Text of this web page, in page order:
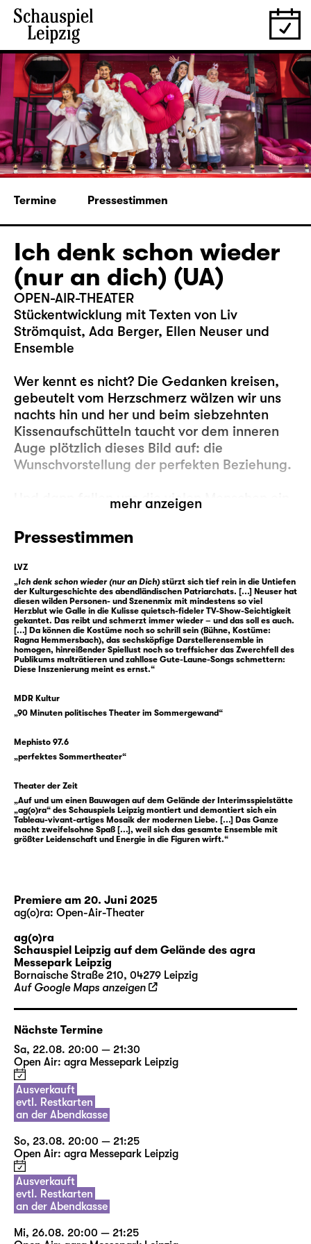
Termine Pressestimmen
Ich denk schon wieder
(nur an dich) (UA)
OPEN-AIR-THEATER
Stückentwicklung mit Texten von Liv
Strömquist, Ada Berger, Ellen Neuser und
Ensemble
Wer kennt es nicht? Die Gedanken kreisen,
gebeutelt vom Herzschmerz wälzen wir uns
nachts hin und her und beim siebzehnten
Kissenaufschütteln taucht vor dem inneren
Auge plötzlich dieses Bild auf: die
Wunschvorstellung der perfekten Beziehung.
Und dann fallen uns die vielen Menschen ein,
die diese Beziehungen vor uns geführt haben
oder es bis heute tun: John Lennon und Yoko
Ono zum Beispiel oder Elizabeth Bennet und
Mr. Darcy oder Angela Merkel und Joachim
Sauer oder Caesar und Kleopatra oder —
ach, ist ja auch egal. Es sind doch eh immer
nur die anderen, die die perfekten
Beziehungen führen, und nie wir selbst. Und
na klar, wir wissen doch, dass das nur Bilder
sind, unerreichbare Ideale, die uns nur im
nicht los. Vielleicht ist es ja doch möglich,
vielleicht müssen wir es nur genug wollen,
Hoffnung nicht aufgeben. Aber wie soll das
gehen? Und worauf hoffen wir eigentlich?
Das fragt sich auch Liv Strömquist in ihrer
Graphic Novel „I’m every woman“ und mit ihr
Ada Berger, die daraus ein Stück geschrieben
hat. Darin begegnen wir fünf Menschen
wiederkehrenden Herzschmerzes. Gekonnt
und einfallsreich stellen sie Szenen der
Beziehungen nach, die sie aus Literatur,
Fernsehen, Popkultur oder aus Erzählungen
ihrer Großeltern kennen. Sie schlüpfen in die
Rollen verschiedenster Paare, sie flirten,
streiten, vertragen und trennen sich. Sie
schreiben sich Briefe und Liebeslieder:
I’M EVERY WOMAN, IT’S ALL IN
ME ANYTHING YOU WANT
DONE, BABY, I’LL DO IT
NATURALLY
später Whitney Houston und schließlich mit
ihnen unzählige Fans vor den Radios, bei
Konzerten, im Auto, unter der Dusche — bis
heute. Alles zu sein, was das Gegenüber sich
wünscht, ist das unser Ziel? Eine Frau sein, so
wunderschön und ewig jung und voller
mehr anzeigen
Pressestimmen
LVZ
„Ich denk schon wieder (nur an Dich) stürzt sich tief rein in die Untiefen
der Kulturgeschichte des abendländischen Patriarchats. [...] Neuser hat
diesen wilden Personen- und Szenenmix mit mindestens so viel
Herzblut wie Galle in die Kulisse quietsch-fideler TV-Show-Seichtigkeit
gekantet. Das reibt und schmerzt immer wieder – und das soll es auch.
[...] Da können die Kostüme noch so schrill sein (Bühne, Kostüme:
Ragna Hemmersbach), das sechsköpfige Darstellerensemble in
homogen, hinreißender Spiellust noch so treffsicher das Zwerchfell des
Publikums malträtieren und zahllose Gute-Laune-Songs schmettern:
Diese Inszenierung meint es ernst.“
MDR Kultur
„90 Minuten politisches Theater im Sommergewand“
Mephisto 97.6
„perfektes Sommertheater“
Theater der Zeit
„Auf und um einen Bauwagen auf dem Gelände der Interimsspielstätte
„ag(o)ra“ des Schauspiels Leipzig montiert und demontiert sich ein
Tableau-vivant-artiges Mosaik der modernen Liebe. [...] Das Ganze
macht zweifelsohne Spaß [...], weil sich das gesamte Ensemble mit
größter Leidenschaft und Energie in die Figuren wirft.“
Premiere am 20. Juni 2025
ag(o)ra: Open-Air-Theater
ag(o)ra
Schauspiel Leipzig auf dem Gelände des agra
Messepark Leipzig
Bornaische Straße 210, 04279 Leipzig
Auf Google Maps anzeigen
Nächste Termine
Sa, 22.08. 20:00 — 21:30
Open Air: agra Messepark Leipzig
Ausverkauft
evtl. Restkarten
an der Abendkasse
So, 23.08. 20:00 — 21:25
Open Air: agra Messepark Leipzig
Ausverkauft
evtl. Restkarten
an der Abendkasse
Mi, 26.08. 20:00 — 21:25